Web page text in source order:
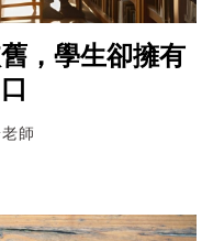
，學生卻擁有
師